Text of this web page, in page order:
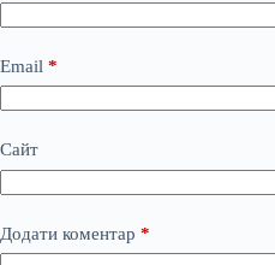
Email *
Сайт
Додати коментар *